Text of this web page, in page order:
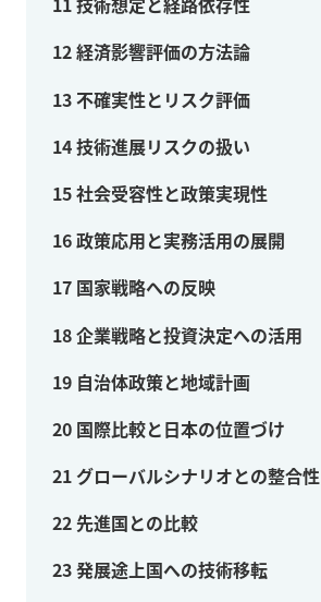
12経済影響評価の方法論
13不確実性とリスク評価
14技術進展リスクの扱い
15社会受容性と政策実現性
16政策応用と実務活用の展開
17 国家戦略への反映
18企業戦略と投資決定への活用
19 自治体政策と地域計画
20 国際比較と日本の位置づけ
21グローバルシナリオとの整合性
22先進国との比較
23発展途上国への技術移転